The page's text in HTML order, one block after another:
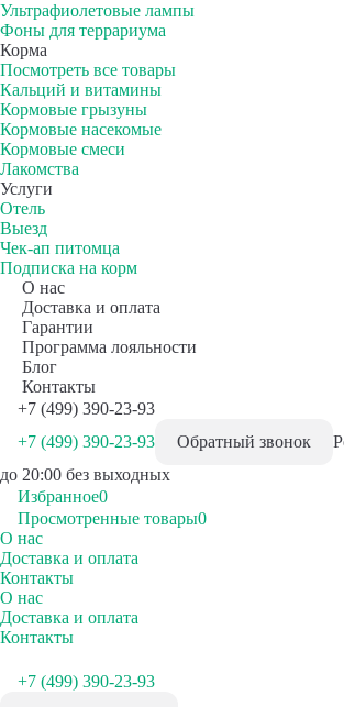
Ультрафиолетовые лампы
Фоны для террариума
Корма
Посмотреть все товары
Кальций и витамины
Кормовые грызуны
Кормовые насекомые
Кормовые смеси
Лакомства
Услуги
Отель
Выезд
Чек-ап питомца
Подписка на корм
О нас
Доставка и оплата
Гарантии
Программа лояльности
Блог
Контакты
+7 (499) 390-23-93
+7 (499) 390-23-93
Обратный звонок
до 20:00 без выходных
Избранное0
Просмотренные товары0
О нас
Доставка и оплата
Контакты
О нас
Доставка и оплата
Контакты
+7 (499) 390-23-93